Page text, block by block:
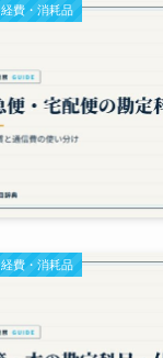
経費・消耗品
経費・消耗品